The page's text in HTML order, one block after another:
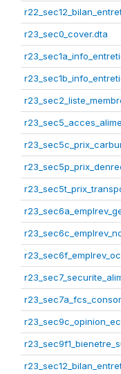
r23_sec0_cover.dta